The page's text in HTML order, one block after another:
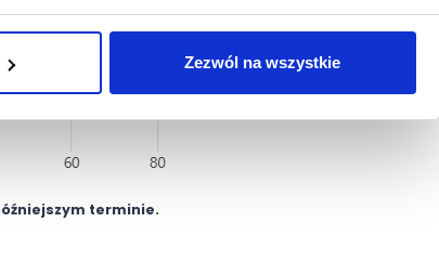
Zezwól na wszystkie
terminie.